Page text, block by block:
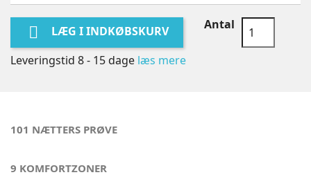
 LÆG I INDKØBSKURV Antal
Leveringstid 8 - 15 dage læs mere
101 NÆTTERS PRØVE
9 KOMFORTZONER